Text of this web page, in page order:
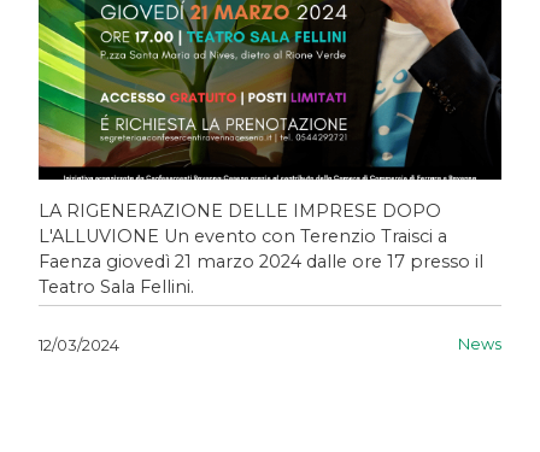
LA RIGENERAZIONE DELLE IMPRESE DOPO
L'ALLUVIONE Un evento con Terenzio Traisci a
Faenza giovedì 21 marzo 2024 dalle ore 17 presso il
Teatro Sala Fellini.
12/03/2024 News